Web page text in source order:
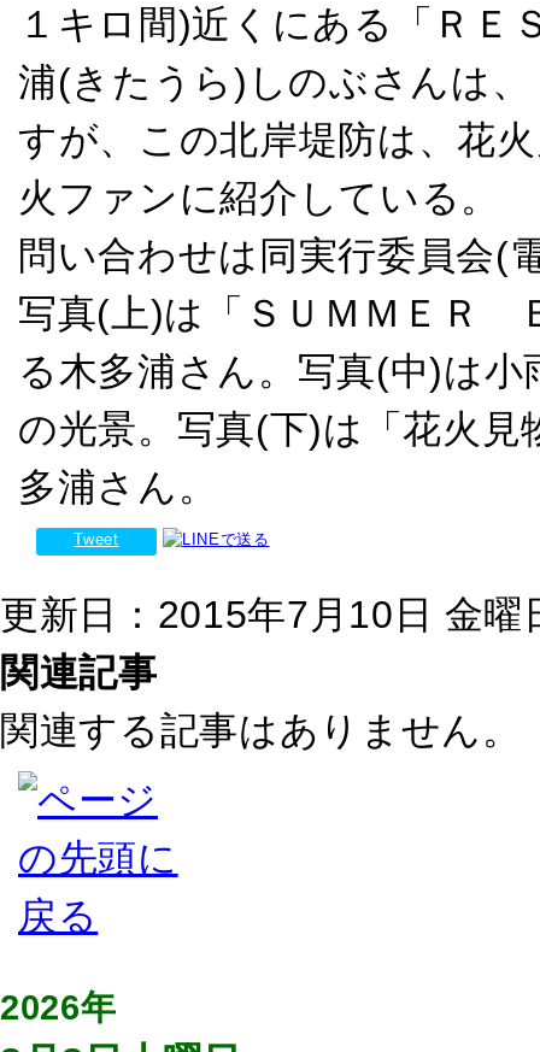
１キロ間)近くにある「Ｒ
浦(きたうら)しのぶさんは
すが、この北岸堤防は、花
火ファンに紹介している。
問い合わせは同実行委員会(
写真(上)は「ＳＵＭＭＥＲ
る木多浦さん。写真(中)は
の光景。写真(下)は「花火
多浦さん。
Tweet
更新日：2015年7月10日 金曜
関連記事
関連する記事はありません。
2026年